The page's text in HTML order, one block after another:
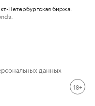
Петербургская биржа
данных
18+